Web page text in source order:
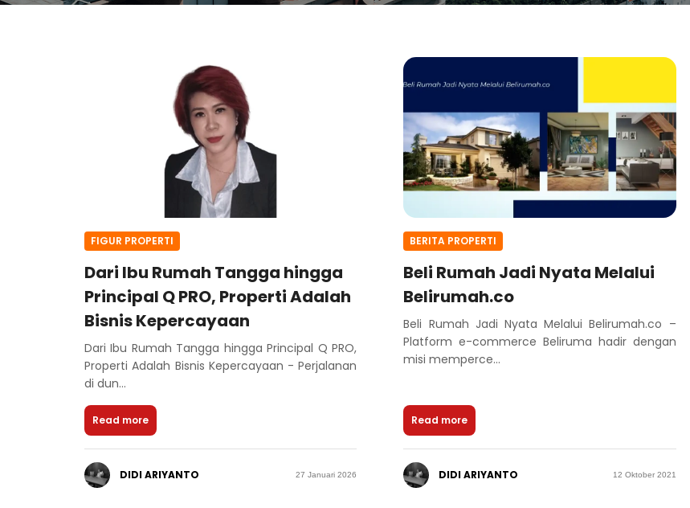
FIGUR PROPERTI
Dari Ibu Rumah Tangga hingga
Principal Q PRO, Properti Adalah
Bisnis Kepercayaan
Dari Ibu Rumah Tangga hingga Principal Q PRO,
Properti Adalah Bisnis Kepercayaan - Perjalanan
di dun...
Read more
DIDI ARIYANTO 27 Januari 2026
BERITA PROPERTI
Beli Rumah Jadi Nyata Melalui
Belirumah.co
Beli Rumah Jadi Nyata Melalui Belirumah.co –
Platform e-commerce Beliruma hadir dengan
misi memperce...
Read more
DIDI ARIYANTO 12 Oktober 2021